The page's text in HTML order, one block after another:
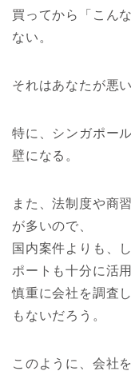
買ってから「こん
ない。
それはあなたが悪
特に、シンガポー
壁になる。
また、法制度や商
が多いので、
国内案件よりも、
ポートも十分に活
慎重に会社を調査
もないだろう。
このように、会社